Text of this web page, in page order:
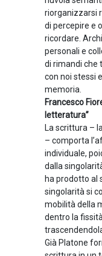
riorganizzarsi
di percepire e
ricordare.
personali e
di rimandi che
con noi stessi
memoria.
Francesco
letteratura”
La scrittura –
– comporta
individuale,
dalla
ha prodotto al
singolarità si
mobilità della
dentro la
Già Platone